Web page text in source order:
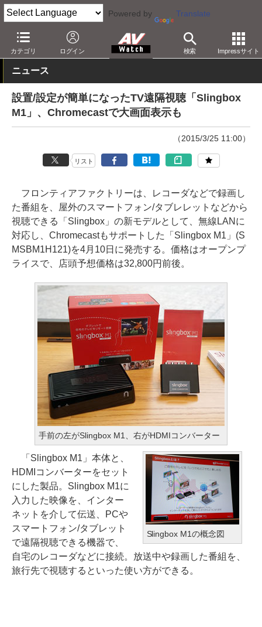
Powered by Translate
カテゴリ ログイン 検索 Impressサイト
AV Watch 製品 AV周辺機器
ニュース
設置/設定が簡単になったTV遠隔視聴「Slingbox
M1」、Chromecastで大画面表示も
（2015/3/25 11:00）
リスト
フロンティアファクトリーは、レコーダなどで録画し
た番組を、屋外のスマートフォン/タブレレットなどから
視聴できる「Slingbox」の新モデルとして、無線LANに
対応し、Chromecastもサポートした「Slingbox M1」(S
MSBM1H121)を4月10日に発売する。価格はオープンプ
ライスで、店頭予想価格は32,800円前後。
手前の左がSlingbox M1、右がHDMIコンバーター
Slingbox M1の概念図
「Slingbox M1」本体と、
HDMIコンバーターをセット
にした製品。Slingbox M1に
入力した映像を、インター
ネットを介して伝送、PCや
スマートフォン/タブレット
で遠隔視聴できる機器で、
自宅のレコーダなどに接続。放送中や録画した番組を、
旅行先で視聴するといった使い方ができる。